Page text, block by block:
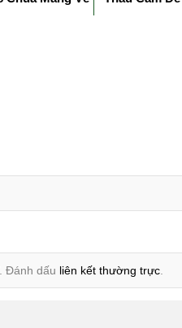
. Đánh dấu liên kết thường trực.